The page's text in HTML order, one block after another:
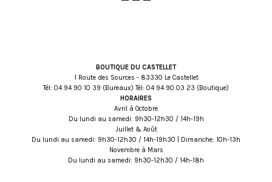
BOUTIQUE DU CASTELLET
1 Route des Sources - 83330 Le Castellet
Tél: 93 01 09 49 40 (Bureaux) Tél: 32 30 09 49 40 (Boutique)
HORAIRES
Avril à Octobre
Du lundi au samedi: 9h30-12h30 / 14h-19h
Juillet & Août
Du lundi au samedi: 9h30-12h30 / 14h-19h30 | Dimanche: 10h-13h
Novembre à Mars
Du lundi au samedi: 9h30-12h30 / 14h-18h